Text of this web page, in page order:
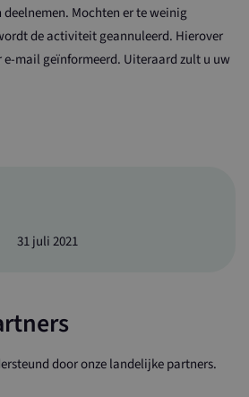
deelnemen. Mochten er te weinig
de activiteit geannuleerd. Hierover
mail geïnformeerd. Uiteraard zult u uw
31 juli 2021
door onze landelijke partners.